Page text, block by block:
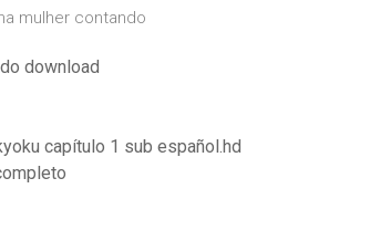
mulher contando
download
capítulo 1 sub español.hd